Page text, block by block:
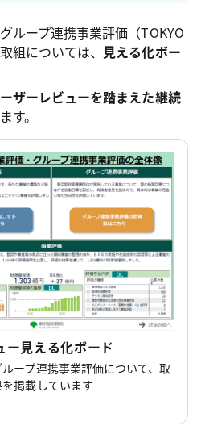
ループ連携事業評価（TOKYO
組については、 見える化ボー
ザーレビューを踏まえた継続
す。
ー見える化ボード
ープ連携事業評価について、取
掲載しています